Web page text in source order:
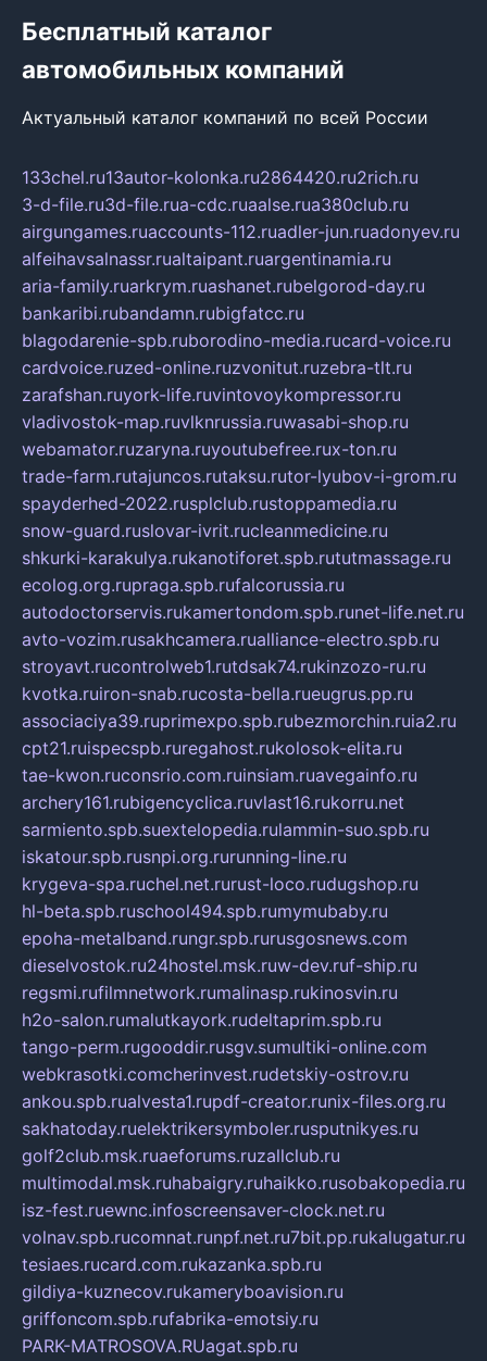
Бесплатный каталог
автомобильных компаний
Актуальный каталог компаний по всей России
133chel.ru13autor-kolonka.ru2864420.ru2rich.ru
3-d-file.ru3d-file.rua-cdc.ruaalse.rua380club.ru
airgungames.ruaccounts-112.ruadler-jun.ruadonyev.ru
alfeihavsalnassr.rualtaipant.ruargentinamia.ru
aria-family.ruarkrym.ruashanet.rubelgorod-day.ru
bankaribi.rubandamn.rubigfatcc.ru
blagodarenie-spb.ruborodino-media.rucard-voice.ru
cardvoice.ruzed-online.ruzvonitut.ruzebra-tlt.ru
zarafshan.ruyork-life.ruvintovoykompressor.ru
vladivostok-map.ruvlknrussia.ruwasabi-shop.ru
webamator.ruzaryna.ruyoutubefree.rux-ton.ru
trade-farm.rutajuncos.rutaksu.rutor-lyubov-i-grom.ru
spayderhed-2022.rusplclub.rustoppamedia.ru
snow-guard.ruslovar-ivrit.rucleanmedicine.ru
shkurki-karakulya.rukanotiforet.spb.rututmassage.ru
ecolog.org.rupraga.spb.rufalcorussia.ru
autodoctorservis.rukamertondom.spb.runet-life.net.ru
avto-vozim.rusakhcamera.rualliance-electro.spb.ru
stroyavt.rucontrolweb1.rutdsak74.rukinzozo-ru.ru
kvotka.ruiron-snab.rucosta-bella.rueugrus.pp.ru
associaciya39.ruprimexpo.spb.rubezmorchin.ruia2.ru
cpt21.ruispecspb.ruregahost.rukolosok-elita.ru
tae-kwon.ruconsrio.com.ruinsiam.ruavegainfo.ru
archery161.rubigencyclica.ruvlast16.rukorru.net
sarmiento.spb.suextelopedia.rulammin-suo.spb.ru
iskatour.spb.rusnpi.org.rurunning-line.ru
krygeva-spa.ruchel.net.rurust-loco.rudugshop.ru
hl-beta.spb.ruschool494.spb.rumymubaby.ru
epoha-metalband.rungr.spb.rurusgosnews.com
dieselvostok.ru24hostel.msk.ruw-dev.ruf-ship.ru
regsmi.rufilmnetwork.rumalinasp.rukinosvin.ru
h2o-salon.rumalutkayork.rudeltaprim.spb.ru
tango-perm.rugooddir.rusgv.sumultiki-online.com
webkrasotki.comcherinvest.rudetskiy-ostrov.ru
ankou.spb.rualvesta1.rupdf-creator.runix-files.org.ru
sakhatoday.ruelektrikersymboler.rusputnikyes.ru
golf2club.msk.ruaeforums.ruzallclub.ru
multimodal.msk.ruhabaigry.ruhaikko.rusobakopedia.ru
isz-fest.ruewnc.infoscreensaver-clock.net.ru
volnav.spb.rucomnat.runpf.net.ru7bit.pp.rukalugatur.ru
tesiaes.rucard.com.rukazanka.spb.ru
gildiya-kuznecov.rukameryboavision.ru
griffoncom.spb.rufabrika-emotsiy.ru
PARK-MATROSOVA.RUagat.spb.ru